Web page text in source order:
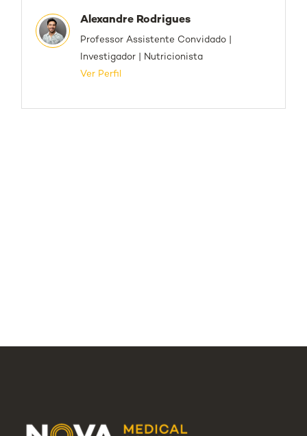
Alexandre Rodrigues
Professor Assistente Convidado |
Investigador | Nutricionista
Ver Perfil